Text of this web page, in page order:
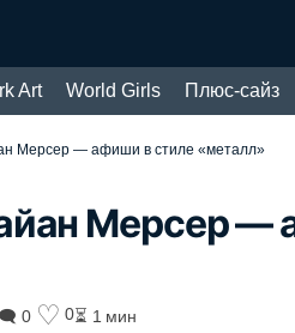
Art World Girls Плюс-сайз
Мерсер — афиши в стиле «металл»
Мерсер —
🗨 0 ♡ 0⏳ 1 мин